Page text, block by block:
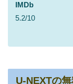
IMDb
5.2/10
U-NEXTの